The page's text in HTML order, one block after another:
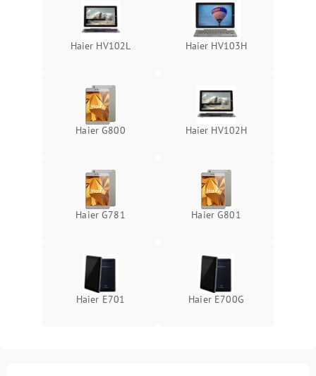
Сенсорное управление
Проблемы с механикой
Кнопки и органы управления
Haier HV102L Haier HV103H
Haier G800 Haier HV102H
Haier G781 Haier G801
Haier E701 Haier E700G